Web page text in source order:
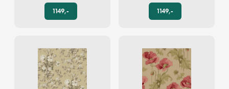
1149,- 1149,-